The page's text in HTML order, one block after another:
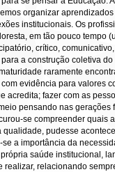
organizar
institucionais. Os
em tão pouco tempo
crítico,
a construção coletiva
raramente
evidência para valores
acredita; fazer com as
pensando nas gerações
se compreender quais
qualidade, pudesse
se a importância da
saúde institucional,
relacionando